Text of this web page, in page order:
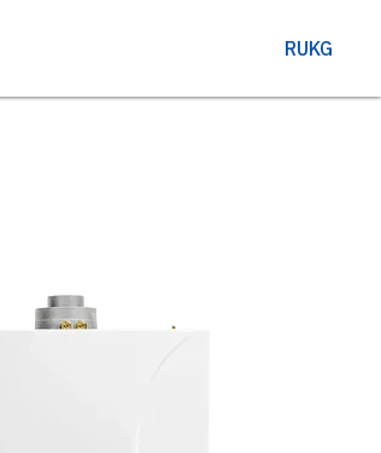
RUKG